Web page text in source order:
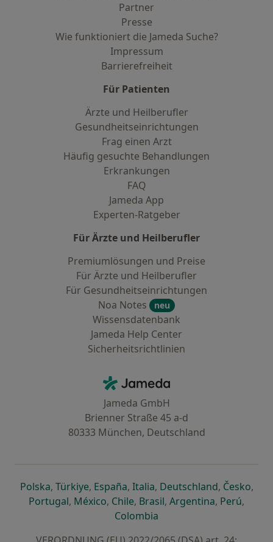
Partner
Presse
Wie funktioniert die Jameda Suche?
Impressum
Barrierefreiheit
Für Patienten
Ärzte und Heilberufler
Gesundheitseinrichtungen
Frag einen Arzt
Häufig gesuchte Behandlungen
Erkrankungen
FAQ
Jameda App
Experten-Ratgeber
Für Ärzte und Heilberufler
Premiumlösungen und Preise
Für Ärzte und Heilberufler
Für Gesundheitseinrichtungen
Noa Notes
neu
Wissensdatenbank
Jameda Help Center
Sicherheitsrichtlinien
Jameda - Startseite
Jameda GmbH
Brienner Straße 45 a-d
80333 München, Deutschland
Polskaöffnet in einer neuen Registerkarte
, Türkiyeöffnet in einer neuen Registerkarte
, Españaöffnet in einer neuen
, Italiaöffnet in einer neuen
, Deutschlandöffnet in
, Česko,
Portugalöffnet in einer neuen Registerkarte
, Méxicoöffnet in einer neuen Registerkarte
, Chileöffnet in einer neuen
, Brasilöffnet in einer neuen
, Argentinaöffnet in
, Perúöffnet
,
Colombia